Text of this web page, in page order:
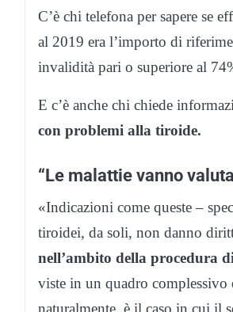
C’è chi telefona per sapere se
al 2019 era l’importo di
invalidità pari o superiore al
E c’è anche chi chiede
con problemi alla tiroide.
“Le malattie vanno
«Indicazioni come queste –
tiroidei, da soli, non danno
nell’ambito della procedura
viste in un quadro complessivo
naturalmente, è il caso in cui il